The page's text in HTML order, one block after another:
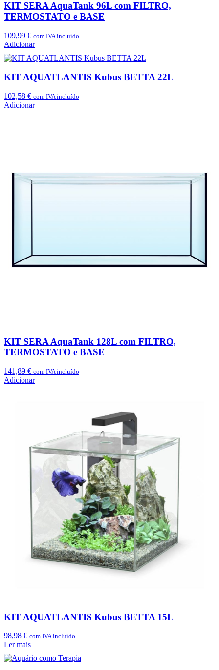
KIT SERA AquaTank 96L com FILTRO,
TERMOSTATO e BASE
109,99 € com IVA incluído
Adicionar
KIT AQUATLANTIS Kubus BETTA 22L
102,58 € com IVA incluído
Adicionar
KIT SERA AquaTank 128L com FILTRO,
TERMOSTATO e BASE
141,89 € com IVA incluído
Adicionar
KIT AQUATLANTIS Kubus BETTA 15L
98,98 € com IVA incluído
Ler mais